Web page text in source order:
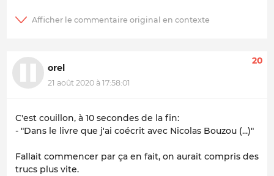
orel
21 août 2020 à 17:58:01
20
C'est couillon, à 10 secondes de la fin:
- "Dans le livre que j'ai coécrit avec Nicolas Bouzou (...)"
Fallait commencer par ça en fait, on aurait compris des
trucs plus vite.